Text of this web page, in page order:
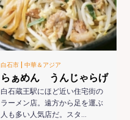
白石市 | 中華＆アジア
らぁめん うんじゃらげ
白石蔵王駅にほど近い住宅街の
ラーメン店。遠方から足を運ぶ
人も多い人気店だ。スタ…